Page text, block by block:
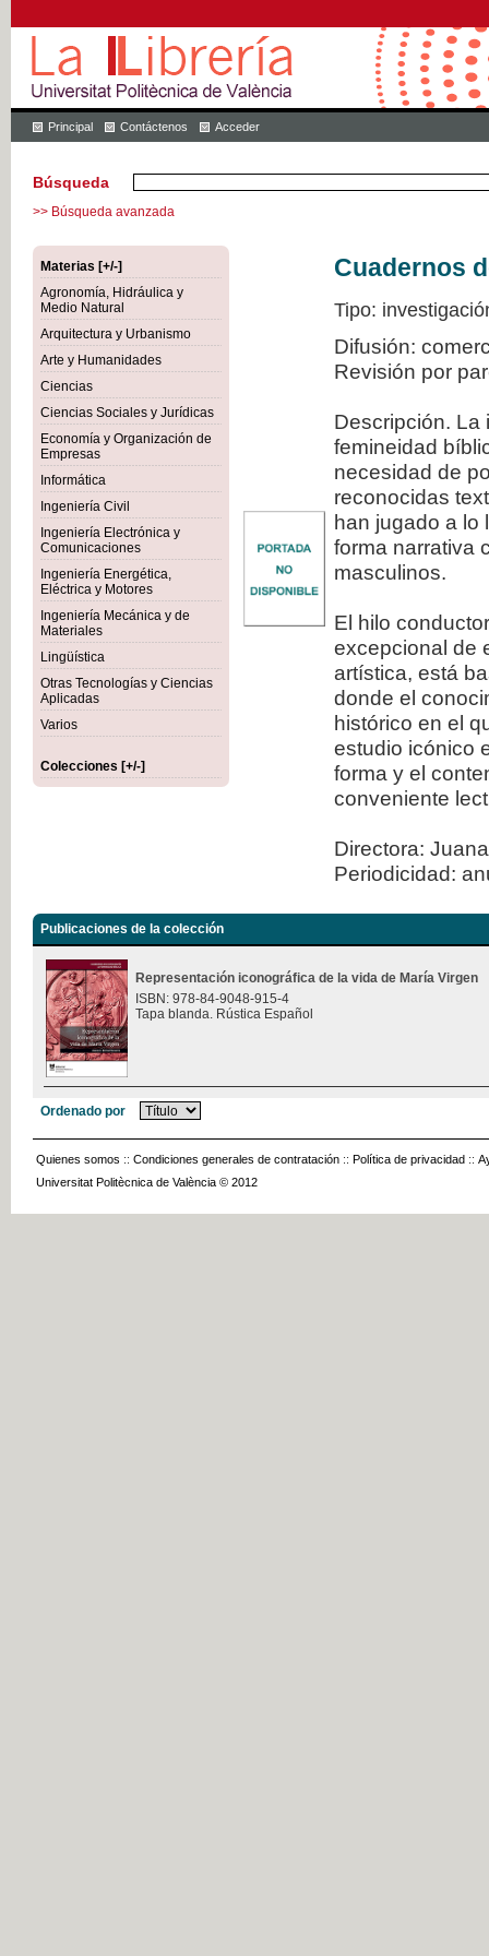
Principal Contáctenos Acceder
Búsqueda
>> Búsqueda avanzada
Materias [+/-]
Agronomía, Hidráulica y
Medio Natural
Arquitectura y Urbanismo
Arte y Humanidades
Ciencias
Ciencias Sociales y Jurídicas
Economía y Organización de
Empresas
Informática
Ingeniería Civil
Ingeniería Electrónica y
Comunicaciones
Ingeniería Energética,
Eléctrica y Motores
Ingeniería Mecánica y de
Materiales
Lingüística
Otras Tecnologías y Ciencias
Aplicadas
Varios
Colecciones [+/-]
Cuadernos
Tipo:
Difusión:
Revisión por
Descripción. La
femineidad
necesidad de
reconocidas
han jugado a lo
forma narrativa
masculinos.
El hilo
excepcional de
artística, está
donde el
histórico en el
estudio icónico
forma y el
conveniente
Directora:
Periodicidad:
Publicaciones de la colección
Representación iconográfica de la vida de María Virgen
ISBN: 978-84-9048-915-4
Tapa blanda. Rústica Español
Ordenado por
Quienes somos :: Condiciones generales de contratación :: Política de privacidad ::
Universitat Politècnica de València © 2012